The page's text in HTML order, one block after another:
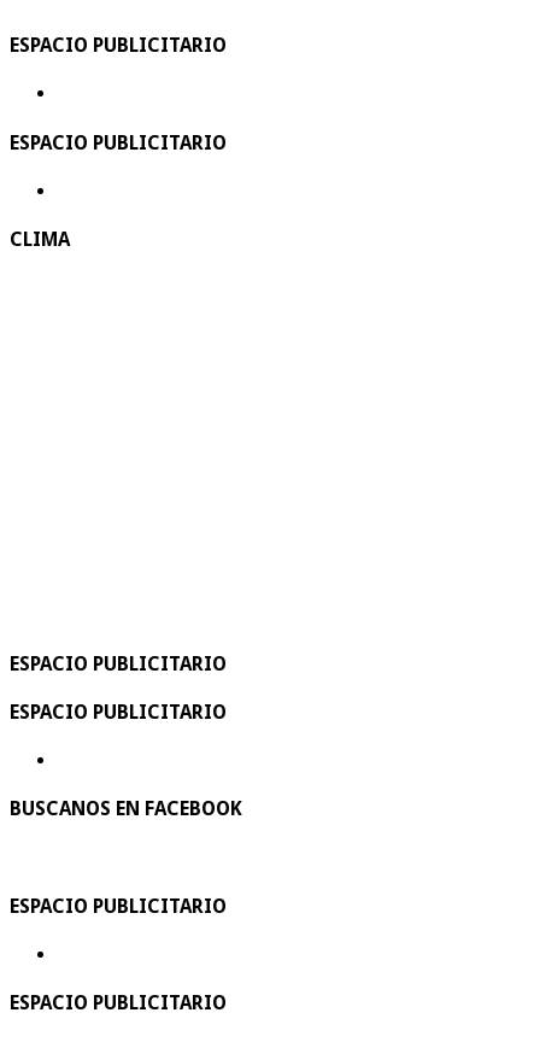
ESPACIO PUBLICITARIO
ESPACIO PUBLICITARIO
CLIMA
ESPACIO PUBLICITARIO
ESPACIO PUBLICITARIO
BUSCANOS EN FACEBOOK
ESPACIO PUBLICITARIO
ESPACIO PUBLICITARIO